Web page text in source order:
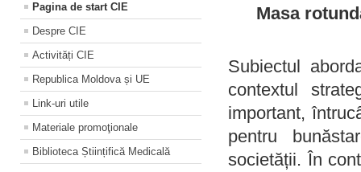
Pagina de start CIE
Despre CIE
Activități CIE
Republica Moldova și UE
Link-uri utile
Materiale promoţionale
Biblioteca Științifică Medicală
Masa
Subiectul
contextul
important,
pentru
societății. În